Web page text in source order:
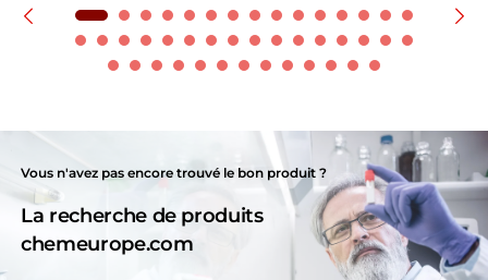
Vous n'avez pas encore trouvé le bon produit ?
La recherche de produits
chemeurope.com